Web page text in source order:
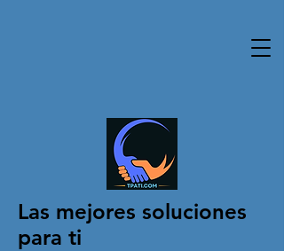
Las mejores soluciones
para ti